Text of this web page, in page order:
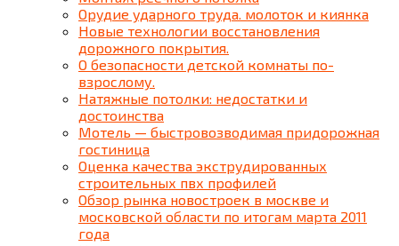
Орудие ударного труда. молоток и киянка
Новые технологии восстановления
дорожного покрытия.
О безопасности детской комнаты по-
взрослому.
Натяжные потолки: недостатки и
достоинства
Мотель — быстровозводимая придорожная
гостиница
Оценка качества экструдированных
строительных пвх профилей
Обзор рынка новостроек в москве и
московской области по итогам марта 2011
года